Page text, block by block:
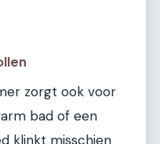
zorgt ook voor
bad of een
klinkt misschien